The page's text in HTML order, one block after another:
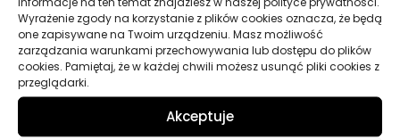
Wyrażenie zgody na korzystanie z plików cookies oznacza, że będą
one zapisywane na Twoim urządzeniu. Masz możliwość
zarządzania warunkami przechowywania lub dostępu do plików
cookies. Pamiętaj, że w każdej chwili możesz usunąć pliki cookies z
przeglądarki.
Akceptuje
pocą się tak jak w gumowych rękawicach. Teksturowana
powierzchnia działa jak setki małych przysawek – chwyta nawet
bardzo śliskie przedmioty. Idealne do montażu drobnych
elementów, pracy z przewodami czy precyzyjnych czynności
warsztatowych. Sprawdzaj piankę przed każdym użyciem –
uszkodzona traci właściwości antypoślizgowe. Nie używaj z
bardzo ostrymi narzędziami – pianka łatwo się przecina.